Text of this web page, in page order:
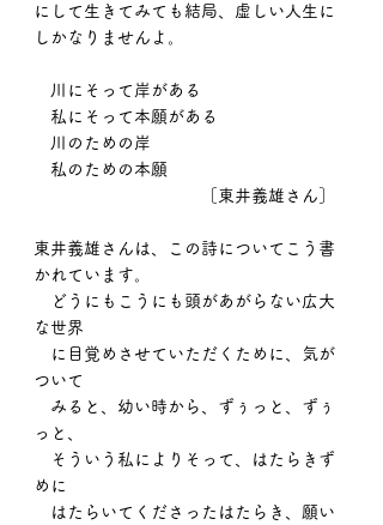
にして生きてみても結局、虚しい人生に
しかなりませんよ。
川にそって岸がある
私にそって本願がある
川のための岸
私のための本願
［東井義雄さん］
東井義雄さんは、この詩についてこう書
かれています。
どうにもこうにも頭があがらない広大
な世界
に目覚めさせていただくために、気が
ついて
みると、幼い時から、ずぅっと、ずぅ
っと、
そういう私によりそって、はたらきず
めに
はたらいてくださったはたらき、願い